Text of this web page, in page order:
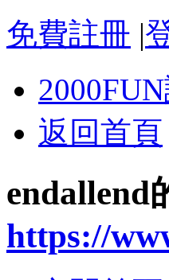
免費註冊 |
返回首頁
endallend
https://